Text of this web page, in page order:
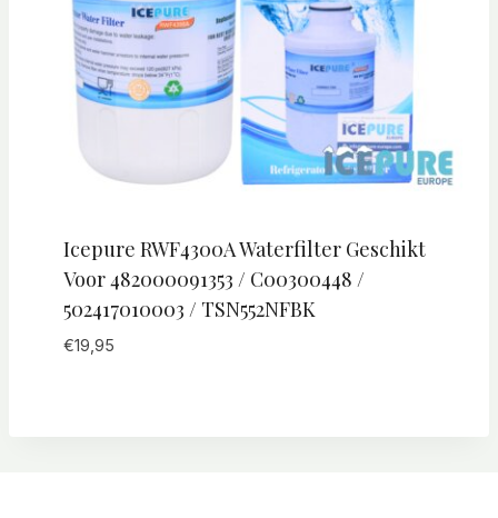
Icepure RWF4300A Waterfilter Geschikt
Voor 482000091353 / C00300448 /
502417010003 / TSN552NFBK
€19,95